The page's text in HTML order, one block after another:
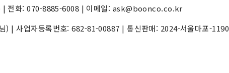
| 전화: 070-8885-6008 | 이메일: ask@boonco.co.kr
) | 사업자등록번호:682-81-00887 | 통신판매: 2024-서울마포-1190